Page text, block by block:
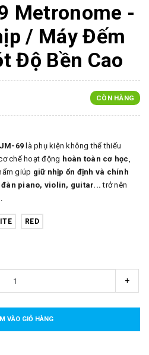
Metronome -
/ Máy Đếm
Độ Bền Cao
CÒN HÀNG
JM-69 là phụ kiện không thể thiếu
chế hoạt động hoàn toàn cơ học,
giúp giữ nhịp ổn định và chính
đàn piano, violin, guitar... trở nên
RED
+
VÀO GIỎ HÀNG